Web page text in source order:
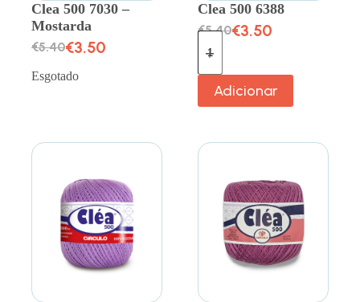
Clea 500 7030 –
Mostarda
€5.40€3.50
Esgotado
Clea 500 6388
€5.40€3.50
Adicionar